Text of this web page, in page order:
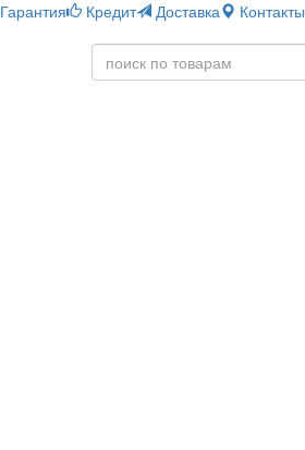
Гарантия Кредит Доставка
Контакты